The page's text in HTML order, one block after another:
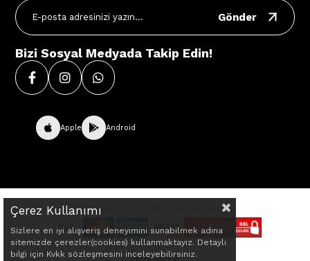
Gönder
Bizi Sosyal Medyada Takip Edin!
Apple Android
BVE Sport © 2024 Tüm Hakları Saklıdır.
Çerez Kullanımı
Sizlere en iyi alışveriş deneyimini sunabilmek adına
sitemizde çerezler(cookies) kullanmaktayız. Detaylı
bilgi için Kvkk sözleşmesini inceleyebilirsiniz.